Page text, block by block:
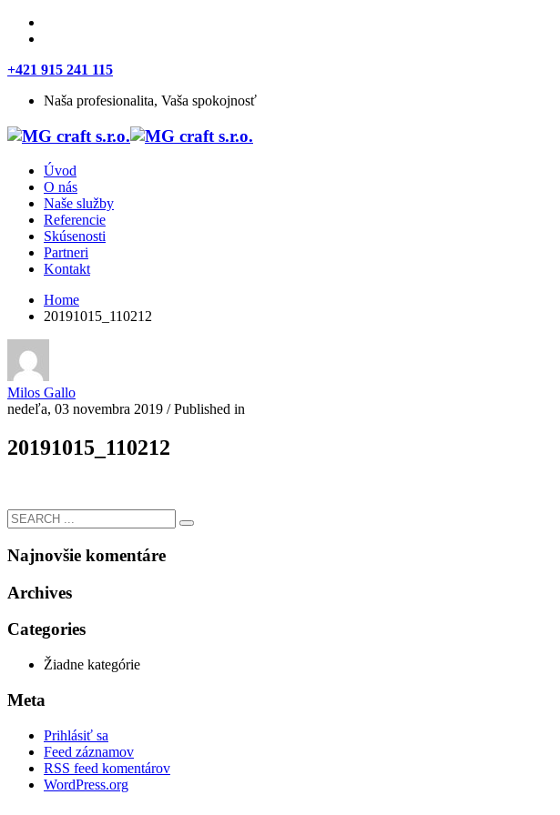
+421 915 241 115
Naša profesionalita, Vaša spokojnosť
Úvod
O nás
Naše služby
Referencie
Skúsenosti
Partneri
Kontakt
Home
20191015_110212
Milos Gallo
nedeľa, 03 novembra 2019 /Published in
20191015_110212
Najnovšie komentáre
Archives
Categories
Žiadne kategórie
Meta
Prihlásiť sa
Feed záznamov
RSS feed komentárov
WordPress.org